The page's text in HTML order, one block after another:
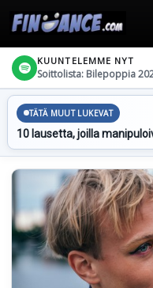
KUUNTELEMME NYT
Soittolista: Bilepoppia
TÄTÄ MUUT LUKEVAT
10 lausetta, joilla